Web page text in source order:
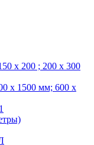
х 200 ; 200 х 300
х 1500 мм; 600 х